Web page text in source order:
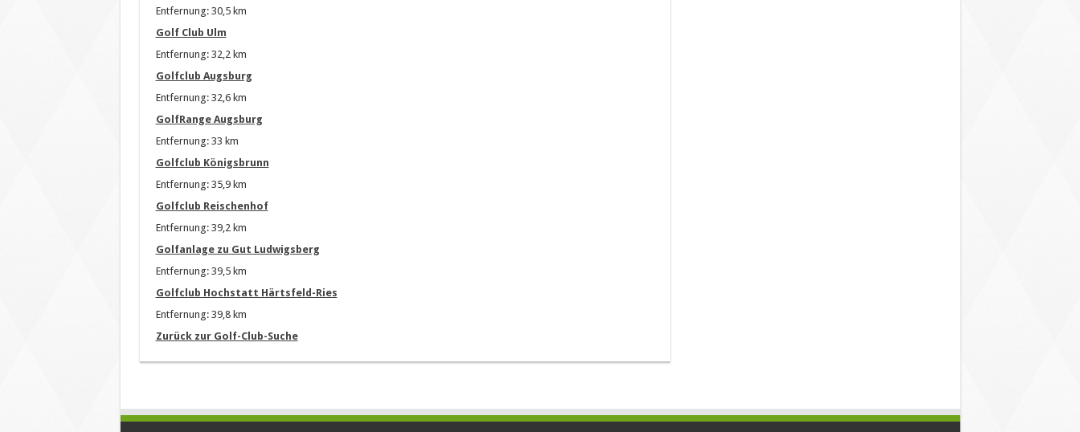
Entfernung: 30,5 km
Golf Club Ulm
Entfernung: 32,2 km
Golfclub Augsburg
Entfernung: 32,6 km
GolfRange Augsburg
Entfernung: 33 km
Golfclub Königsbrunn
Entfernung: 35,9 km
Golfclub Reischenhof
Entfernung: 39,2 km
Golfanlage zu Gut Ludwigsberg
Entfernung: 39,5 km
Golfclub Hochstatt Härtsfeld-Ries
Entfernung: 39,8 km
Zurück zur Golf-Club-Suche